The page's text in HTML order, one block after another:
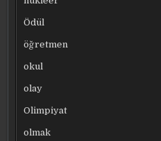
Ödül
öğretmen
okul
olay
Olimpiyat
olmak